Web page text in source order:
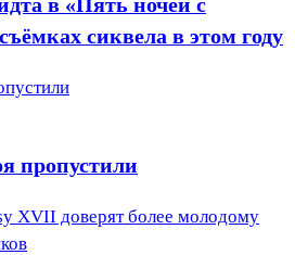
сиквела в этом году
пропустили
XVII доверят более молодому